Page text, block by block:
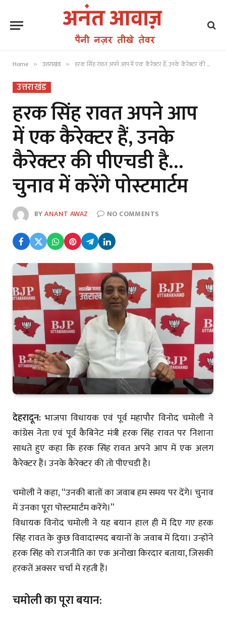
Home » उत्तराखंड » हरक सिंह रावत अपने आप में एक कैरेक्टर हैं, उनके कैरेक्टर की पीएचडी है… चुनाव में करेंगे पोस्टमार्टम
उत्तराखंड
हरक सिंह रावत अपने आप
में एक कैरेक्टर हैं, उनके
कैरेक्टर की पीएचडी है…
चुनाव में करेंगे पोस्टमार्टम
BYANANT AWAZ NO COMMENTS
देहरादून: भाजपा विधायक एवं पूर्व महापौर विनोद चमोली ने
कांग्रेस नेता एवं पूर्व कैबिनेट मंत्री हरक सिंह रावत पर निशाना
साधते हुए कहा कि हरक सिंह रावत अपने आप में एक अलग
कैरेक्टर हैं। उनके कैरेक्टर की तो पीएचडी है।
चमोली ने कहा, “उनकी बातों का जवाब हम समय पर देंगे। चुनाव
में उनका पूरा पोस्टमार्टम करेंगे।”
विधायक विनोद चमोली ने यह बयान हाल ही में दिए गए हरक
सिंह रावत के कुछ विवादास्पद बयानों के जवाब में दिया। उन्होंने
हरक सिंह को राजनीति का एक अनोखा किरदार बताया, जिसकी
हरकतें अक्सर चर्चा में रहती हैं।
चमोली का पूरा बयान: